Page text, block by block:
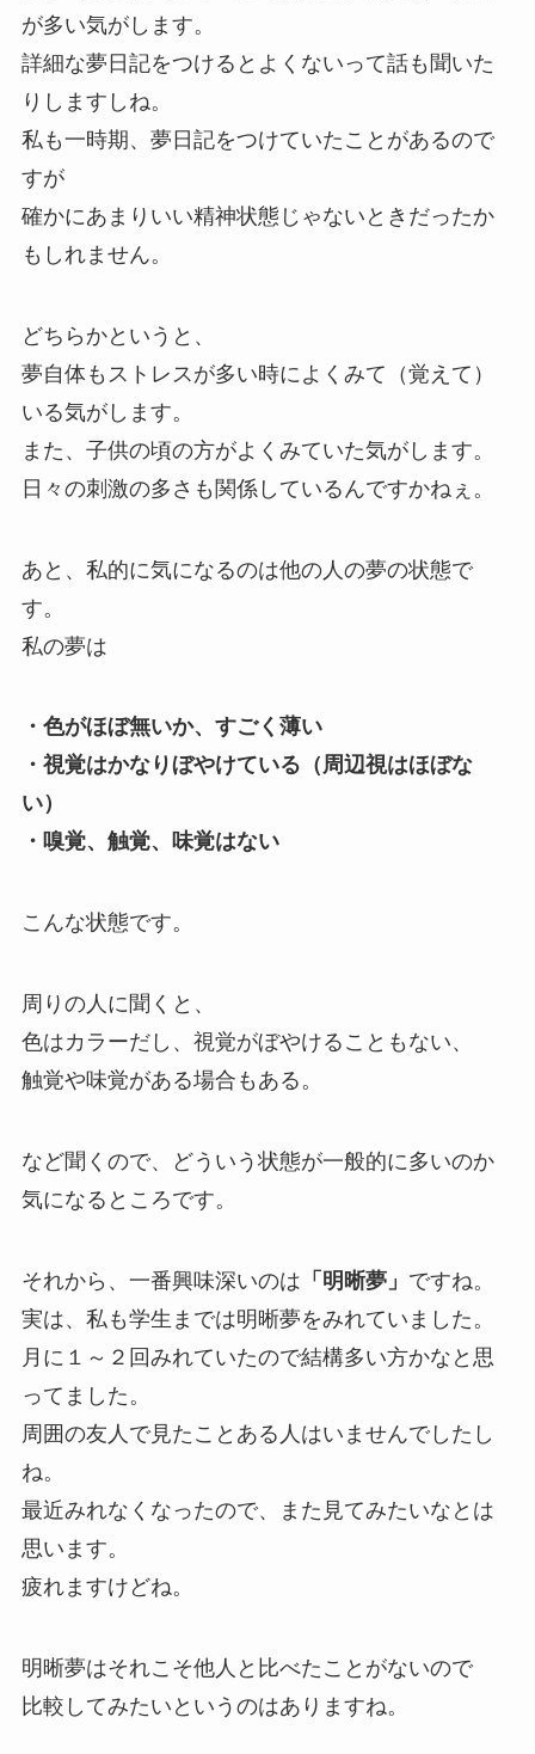
が多い気がします。
詳細な夢日記をつけるとよくないって話も聞いた
りしますしね。
私も一時期、夢日記をつけていたことがあるので
すが
確かにあまりいい精神状態じゃないときだったか
もしれません。
どちらかというと、
夢自体もストレスが多い時によくみて（覚えて）
いる気がします。
また、子供の頃の方がよくみていた気がします。
日々の刺激の多さも関係しているんですかねぇ。
あと、私的に気になるのは他の人の夢の状態で
す。
私の夢は
・色がほぼ無いか、すごく薄い
・視覚はかなりぼやけている（周辺視はほぼな
い）
・嗅覚、触覚、味覚はない
こんな状態です。
周りの人に聞くと、
色はカラーだし、視覚がぼやけることもない、
触覚や味覚がある場合もある。
など聞くので、どういう状態が一般的に多いのか
気になるところです。
それから、一番興味深いのは 「明晰夢」 ですね。
実は、私も学生までは明晰夢をみれていました。
月に１～２回みれていたので結構多い方かなと思
ってました。
周囲の友人で見たことある人はいませんでしたし
ね。
最近みれなくなったので、また見てみたいなとは
思います。
疲れますけどね。
明晰夢はそれこそ他人と比べたことがないので
比較してみたいというのはありますね。